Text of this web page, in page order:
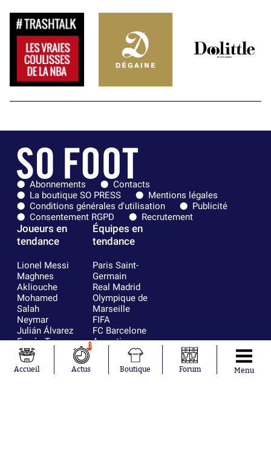
Abonnements
Contacts
La boutique SO PRESS
Mentions légales
Conditions générales d'utilisation
Publicité
Consentement RGPD
Recrutement
Joueurs en
tendance
Lionel Messi
Maghnes
Akliouche
Mohamed
Salah
Neymar
Julián Álvarez
Ferrán Torres
Kilian Corredor
Franco
Mastantuono
Équipes en
tendance
Paris Saint-
Germain
Real Madrid
Olympique de
Marseille
FIFA
FC Barcelone
Argentine
Olympique
AS Monaco
Accueil
0
Actus Boutique Forum Menu